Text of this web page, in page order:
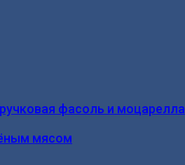
фасоль и моцарелла
мясом